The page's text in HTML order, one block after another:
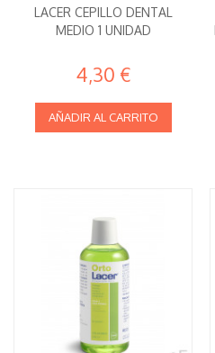
LACER CEPILLO DENTAL
MEDIO 1 UNIDAD
4,30 €
AÑADIR AL CARRITO